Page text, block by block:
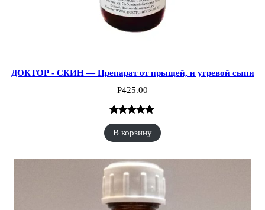
ДОКТОР - СКИН — Препарат от прыщей, и угревой сыпи
Р425.00
Рейтинг
5.00из 5 на
опроса
4
пользователей
В корзину